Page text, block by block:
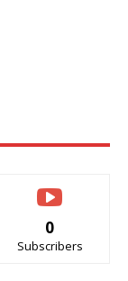
0
Subscribers